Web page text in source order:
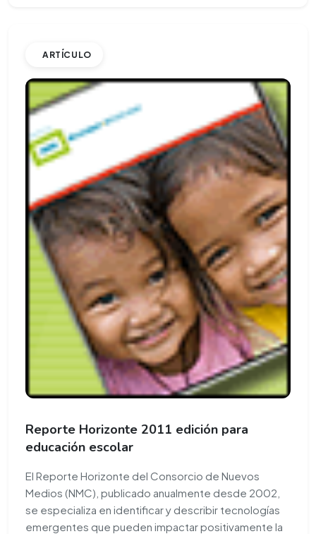
ARTÍCULO
Reporte Horizonte 2011 edición para
educación escolar
El Reporte Horizonte del Consorcio de Nuevos
Medios (NMC), publicado anualmente desde 2002,
se especializa en identificar y describir tecnologías
emergentes que pueden impactar positivamente la